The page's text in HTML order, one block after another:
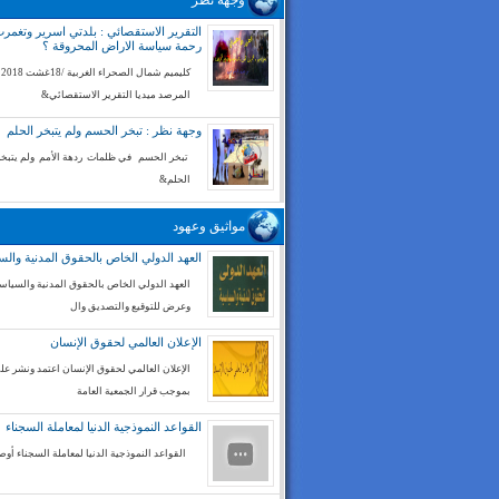
التقرير الاستقصائي : بلدتي اسرير
رحمة سياسة الاراض المحروقة ؟
المرصد ميديا التقرير الاستقصائي&
وجهة نظر : تبخر الحسم ولم يتبخر الحلم
تبخر الحسم في ظلمات ردهة الأمم ولم
الحلم&
مواثيق وعهود
العهد الدولي الخاص بالحقوق المدنية
العهد الدولي الخاص بالحقوق المدنية
وعرض للتوقيع والتصديق وال
الإعلان العالمي لحقوق الإنسان
الإعلان العالمي لحقوق الإنسان اعتمد ونشر
بموجب قرار الجمعية العامة
القواعد النموذجية الدنيا لمعاملة السجناء
القواعد النموذجية الدنيا لمعاملة السجناء